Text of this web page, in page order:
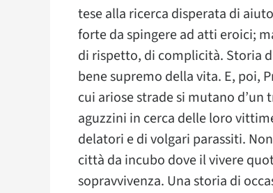
tese alla ricerca disperata di
forte da spingere ad atti eroici;
di rispetto, di complicità. Storia
bene supremo della vita. E, poi,
cui ariose strade si mutano
aguzzini in cerca delle loro
delatori e di volgari parassiti.
città da incubo dove il vivere
sopravvivenza. Una storia di